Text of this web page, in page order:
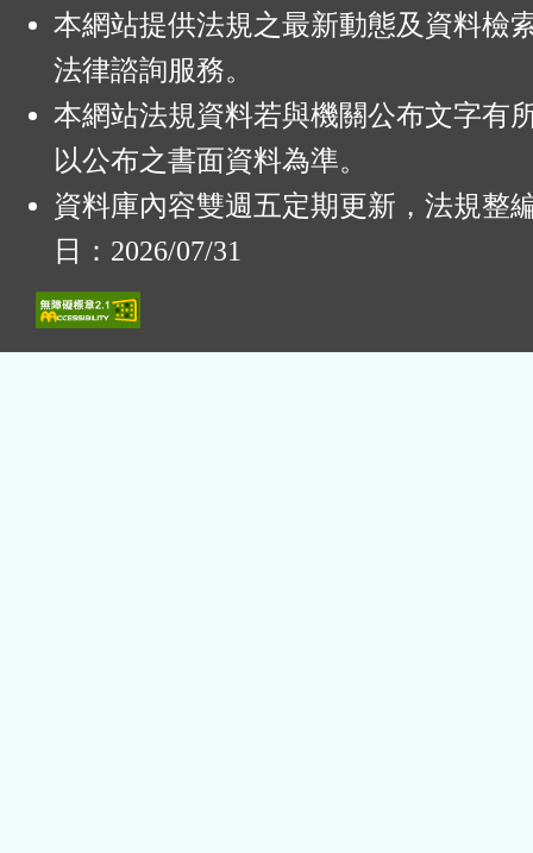
本網站提供法規之最新動態及資料檢
法律諮詢服務。
本網站法規資料若與機關公布文字有
以公布之書面資料為準。
資料庫內容雙週五定期更新，法規整
日：2026/07/31